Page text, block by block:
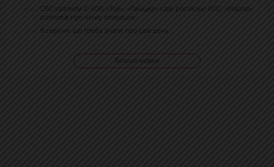
СБС уразили С-400, «Тор», «Панцир» і дві російські РЛС: «Мадяр»
розповів про нічну операцію
9 серпня: що треба знати про цей день
Більше новин